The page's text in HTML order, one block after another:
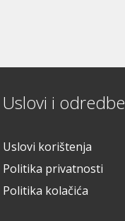
Uslovi i odredbe
Uslovi korištenja
Politika privatnosti
Politika kolačića